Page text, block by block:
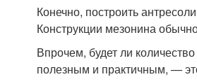
Конечно, построить
Конструкции мезонина
Впрочем, будет ли
полезным и практичным, —